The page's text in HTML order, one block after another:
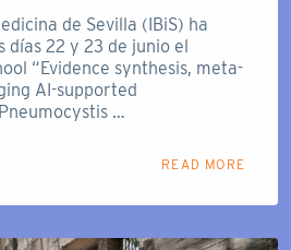
de Sevilla (IBiS) ha
días 22 y 23 de junio el
“Evidence synthesis, meta-
AI-supported
…
READ MORE